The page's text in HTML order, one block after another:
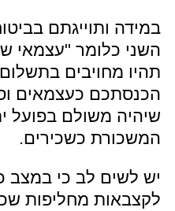
במידה ותוייגתם
השני כלומר "עצמאי
תהיו מחויבים
הכנסתכם כעצמאים
שיהיה משולם בפועל
המשכורת כשכירים.
יש לשים לב כי במצב
לקצבאות מחליפות